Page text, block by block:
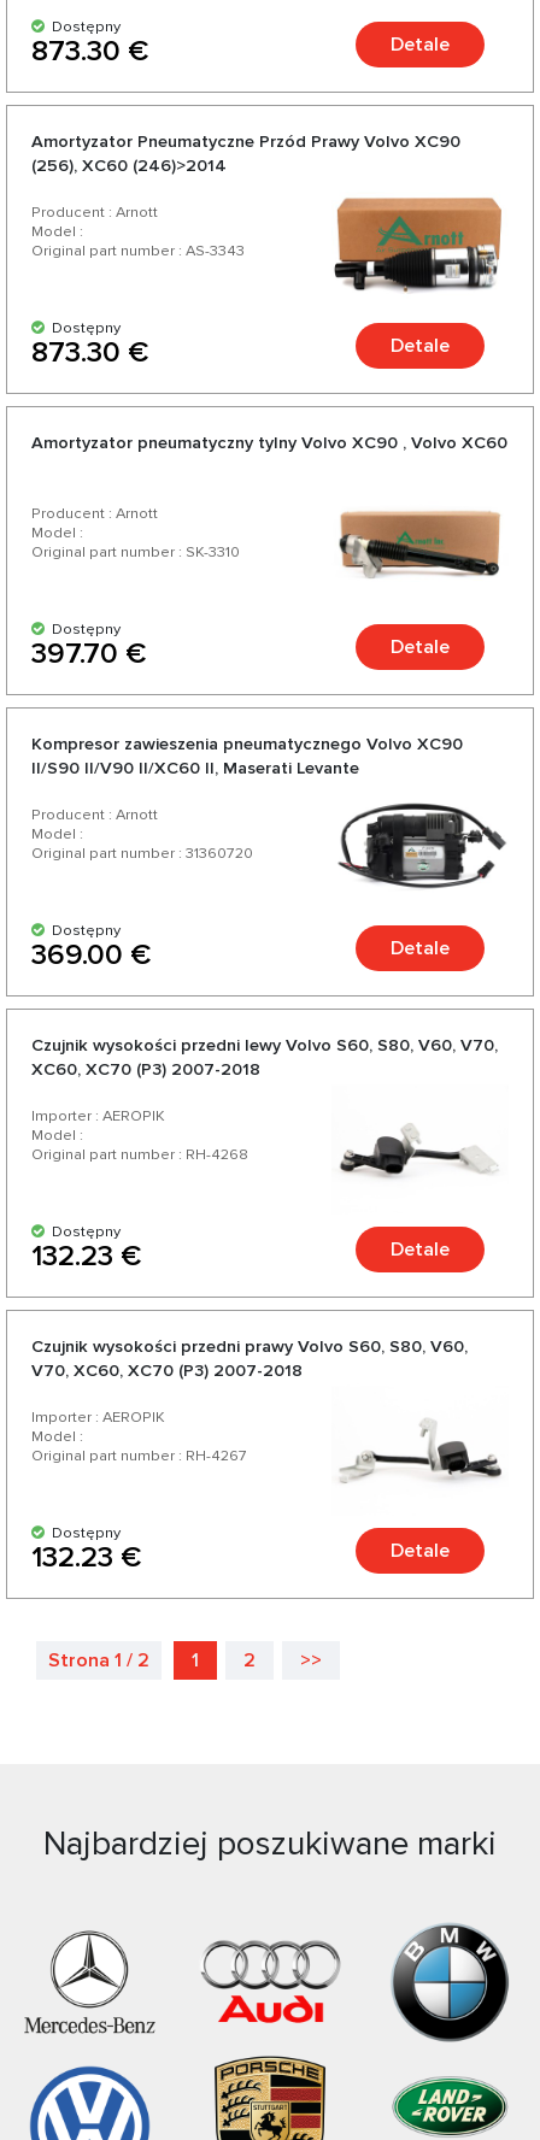
Dostępny
873.30 € Detale
Amortyzator Pneumatyczne Przód Prawy Volvo XC90
(256), XC60 (246)>2014
Producent : Arnott
Model :
Original part number : AS-3343
Dostępny
873.30 € Detale
Amortyzator pneumatyczny tylny Volvo XC90 , Volvo XC60
Producent : Arnott
Model :
Original part number : SK-3310
Dostępny
397.70 € Detale
Kompresor zawieszenia pneumatycznego Volvo XC90
II/S90 II/V90 II/XC60 II, Maserati Levante
Producent : Arnott
Model :
Original part number : 31360720
Dostępny
369.00 € Detale
Czujnik wysokości przedni lewy Volvo S60, S80, V60, V70,
XC60, XC70 (P3) 2007-2018
Importer : AEROPIK
Model :
Original part number : RH-4268
Dostępny
132.23 € Detale
Czujnik wysokości przedni prawy Volvo S60, S80, V60,
V70, XC60, XC70 (P3) 2007-2018
Importer : AEROPIK
Model :
Original part number : RH-4267
Dostępny
132.23 € Detale
Strona 1 / 2 1 2 >>
Najbardziej poszukiwane marki